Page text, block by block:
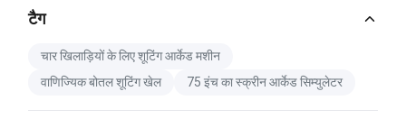
टैग
चार खिलाड़ियों के लिए शूटिंग आर्केड मशीन
वाणिज्यिक बोतल शूटिंग खेल
75 इंच का स्क्रीन आर्केड सिम्युलेटर